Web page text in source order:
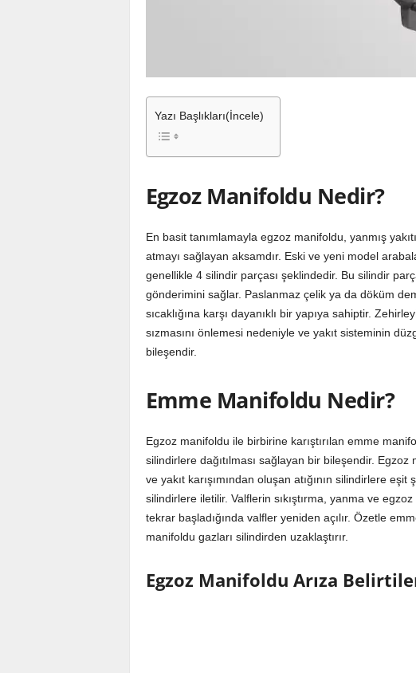
Yazı Başlıkları(İncele)
Egzoz Manifoldu Nedir?
En basit tanımlamayla egzoz manifoldu, yanmış
atmayı sağlayan aksamdır. Eski ve yeni model
genellikle 4 silindir parçası şeklindedir. Bu silindir
gönderimini sağlar. Paslanmaz çelik ya da döküm
sıcaklığına karşı dayanıklı bir yapıya sahiptir.
sızmasını önlemesi nedeniyle ve yakıt sisteminin
bileşendir.
Emme Manifoldu Nedir?
Egzoz manifoldu ile birbirine karıştırılan emme
silindirlere dağıtılması sağlayan bir bileşendir.
ve yakıt karışımından oluşan atığının silindirlere
silindirlere iletilir. Valflerin sıkıştırma, yanma ve
tekrar başladığında valfler yeniden açılır. Özetle
manifoldu gazları silindirden uzaklaştırır.
Egzoz Manifoldu Arıza